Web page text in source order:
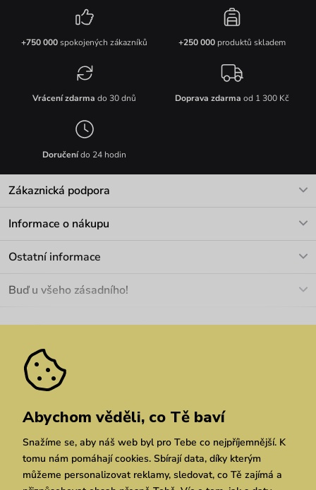
+750 000spokojených zákazníků +250 000produktů skladem
Vrácení zdarma do 30 dnů Doprava zdarma od 1 300 Kč
Doručenído 24 hodin
Zákaznická podpora
Informace o nákupu
Materiály a údržba
Pozáruční opravy
Ostatní informace
Velkoobchod
We Care
Dárkové poukazy
Vuchlook
Prodejny
Praha Brno Chrudim
Buď u všeho zásadního!
Zásady ochrany osobních údajů
Abychom věděli, co Tě baví
Snažíme se, aby náš web byl pro Tebe co nejpříjemnější. K
tomu nám pomáhají cookies. Sbírají data, díky kterým
můžeme personalizovat reklamy, sledovat, co Tě zajímá a